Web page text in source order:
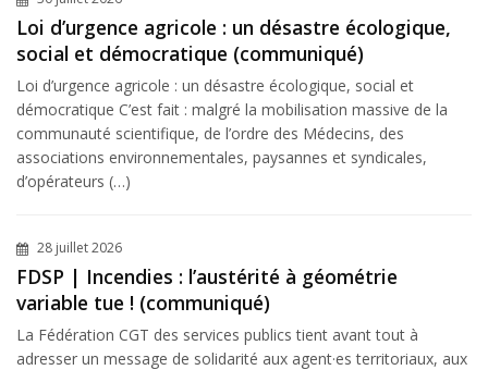
Loi d’urgence agricole : un désastre écologique,
social et démocratique (communiqué)
Loi d’urgence agricole : un désastre écologique, social et
démocratique C’est fait : malgré la mobilisation massive de la
communauté scientifique, de l’ordre des Médecins, des
associations environnementales, paysannes et syndicales,
d’opérateurs (…)
28 juillet 2026
FDSP | Incendies : l’austérité à géométrie
variable tue ! (communiqué)
La Fédération CGT des services publics tient avant tout à
adresser un message de solidarité aux agent·es territoriaux, aux